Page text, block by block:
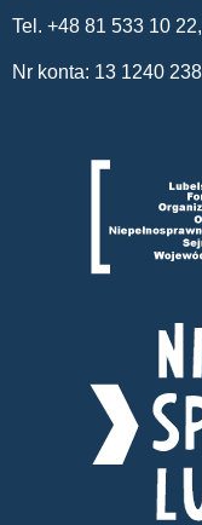
Tel. +48 81 533 10
Nr konta: 13 1240